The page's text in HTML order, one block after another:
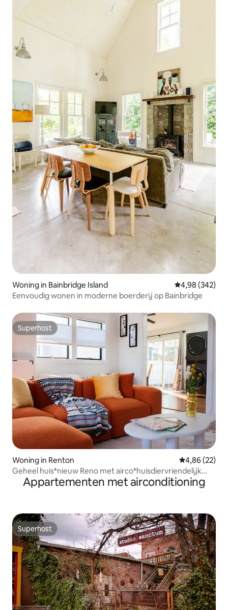
Woning in Bainbridge Island Gemiddelde
4,98 (342)
Eenvoudig wonen in moderne boerderij op Bainbridge
Superhost
Superhost
Woning in Renton Gemiddelde
4,86 (22)
Geheel huis*nieuw Reno met airco*huisdiervriendelijk
omheinde achtertuin
Appartementen met airconditioning
Superhost
Superhost